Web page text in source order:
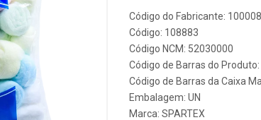
Código do Fabricante: 100008
Código: 108883
Código NCM: 52030000
Código de Barras do
Código de Barras da Caixa
Embalagem: UN
Marca: SPARTEX